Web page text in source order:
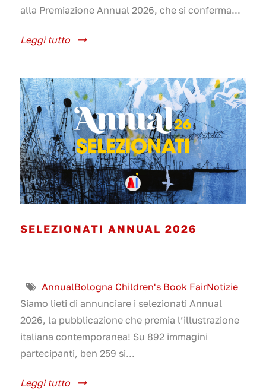
alla Premiazione Annual 2026, che si conferma...
Leggi tutto
SELEZIONATI ANNUAL 2026
AnnualBologna Children's Book FairNotizie
Siamo lieti di annunciare i selezionati Annual
2026, la pubblicazione che premia l’illustrazione
italiana contemporanea! Su 892 immagini
partecipanti, ben 259 si...
Leggi tutto